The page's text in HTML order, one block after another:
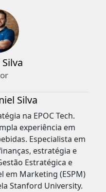
Silva
na EPOC Tech.
experiência em
Especialista em
estratégia e
Estratégica e
em Marketing (ESPM)
Stanford University.